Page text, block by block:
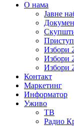
О нама
Јавне
Приступ
Избори
Избори
Избори
Контакт
Маркетинг
Информатор
Уживо
ТВ
Радио